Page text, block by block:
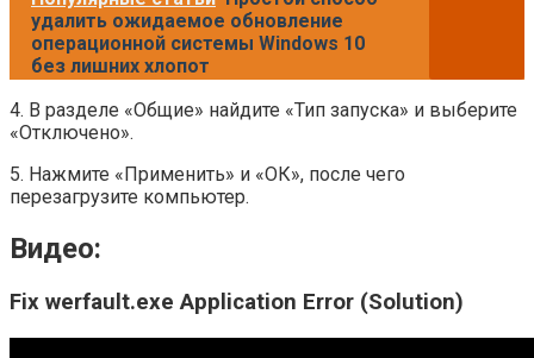
удалить ожидаемое обновление
операционной системы Windows 10
без лишних хлопот
4. В разделе «Общие» найдите «Тип запуска» и выберите
«Отключено».
5. Нажмите «Применить» и «ОК», после чего
перезагрузите компьютер.
Видео:
Fix werfault.exe Application Error (Solution)